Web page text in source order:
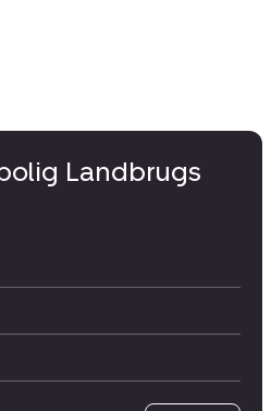
Landbrugs